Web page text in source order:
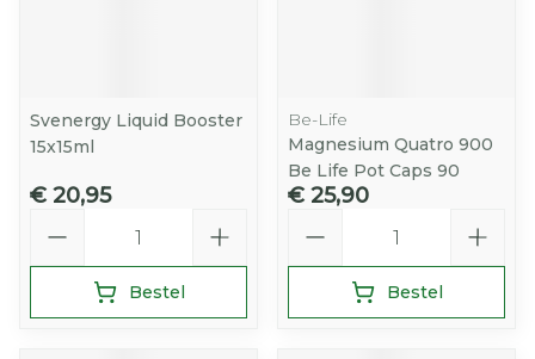
Svenergy Liquid Booster
15x15ml
€ 20,95
Bestel
Be-Life
Magnesium Quatro 900
Be Life Pot Caps 90
€ 25,90
Bestel